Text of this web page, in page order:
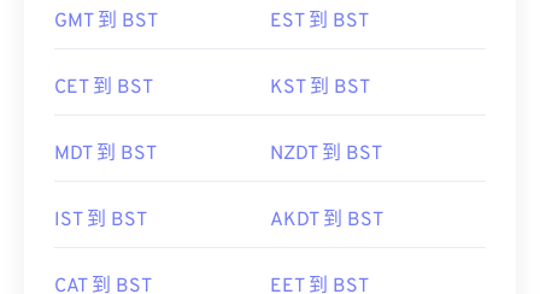
GMT 到 BST EST 到 BST
CET 到 BST KST 到 BST
MDT 到 BST NZDT 到 BST
IST 到 BST AKDT 到 BST
CAT 到 BST EET 到 BST